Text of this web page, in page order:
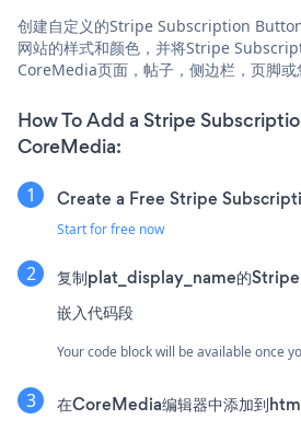
创建自定义的Stripe Subscription
网站的样式和颜色，并将Stripe
CoreMedia页面，帖子，侧边栏，页脚或
How To Add a Stripe
CoreMedia:
Create a Free Stripe
Start for free now
复制plat_display_name的
嵌入代码段
Your code block will be available once
在CoreMedia编辑器中添加到